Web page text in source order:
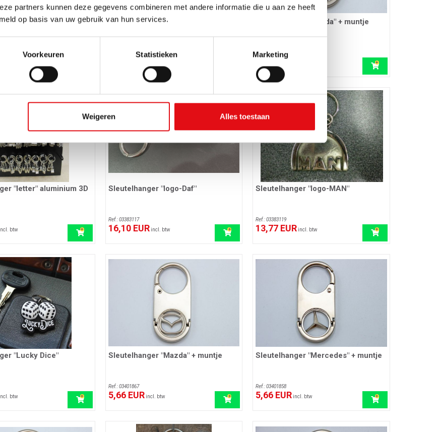
partners kunnen deze gegevens combineren met andere informatie die u aan ze heeft
op basis van uw gebruik van hun services.
Voorkeuren Statistieken Marketing
Weigeren Alles toestaan
"Ford" + muntje Sleutelhanger "Hart" + muntje
Ref.: 03401862
5,66 EUR
Sleutelhanger "Honda" + muntje
Ref.: 03401866
5,66 EUR
"letter" aluminium 3D
btw
Sleutelhanger "logo-Daf"
Ref.: 03383117
16,10 EURincl. btw
Sleutelhanger "logo-MAN"
Ref.: 03383119
13,77 EURincl. btw
"Lucky Dice"
btw
Sleutelhanger "Mazda" + muntje
Ref.: 03401867
5,66 EURincl. btw
Sleutelhanger "Mercedes" + muntje
Ref.: 03401858
5,66 EURincl. btw